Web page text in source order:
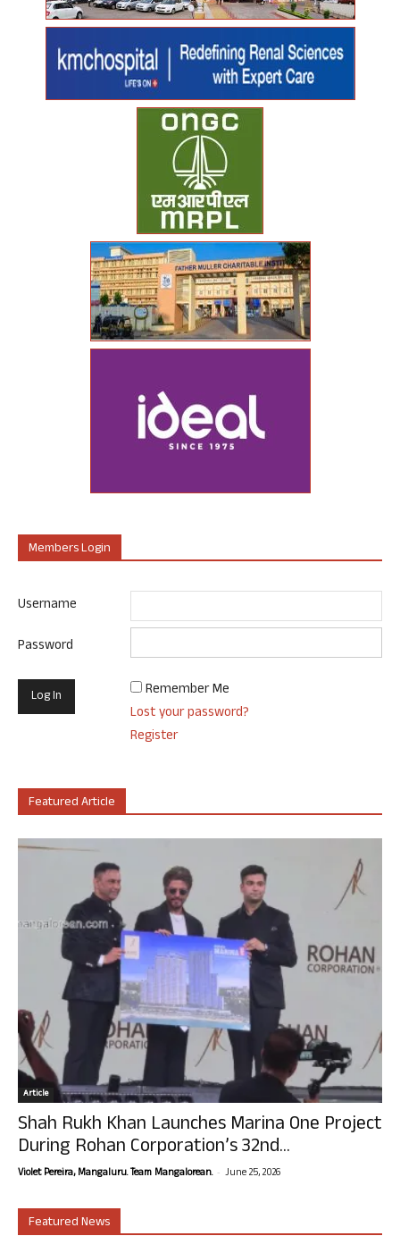
Members Login
Username
Password
Remember Me
Lost your password?
Register
Featured Article
Article
Shah Rukh Khan Launches Marina One Project
During Rohan Corporation’s 32nd...
Violet Pereira, Mangaluru. Team Mangalorean. - June 25, 2026
Featured News